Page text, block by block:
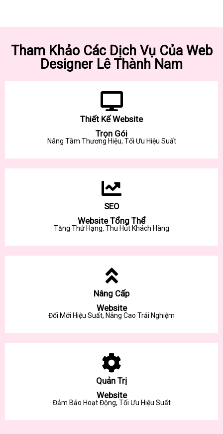
Tham Khảo Các Dịch Vụ Của Web
Designer Lê Thành Nam
Thiết Kế Website
Trọn Gói
Nâng Tầm Thương Hiệu, Tối Ưu Hiệu Suất
SEO
Website Tổng Thể
Tăng Thứ Hạng, Thu Hút Khách Hàng
Nâng Cấp
Website
Đổi Mới Hiệu Suất, Nâng Cao Trải Nghiệm
Quản Trị
Website
Đảm Bảo Hoạt Động, Tối Ưu Hiệu Suất